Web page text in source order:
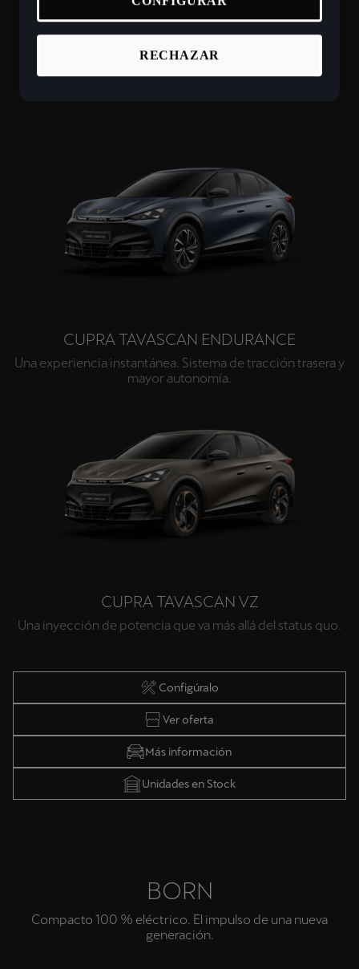
TAVASCAN
Un nuevo héroe para una nueva era. Nuestro SUV
eléctricos coupé con sistema AWD.
CUPRA TAVASCAN ENDURANCE
Una experiencia instantánea. Sistema de tracción trasera y
mayor autonomía.
CUPRA TAVASCAN VZ
Una inyección de potencia que va más allá del status quo.
Configúralo
Ver oferta
Más información
Unidades en Stock
BORN
Compacto 100 % eléctrico. El impulso de una nueva
generación.
RECHAZAR